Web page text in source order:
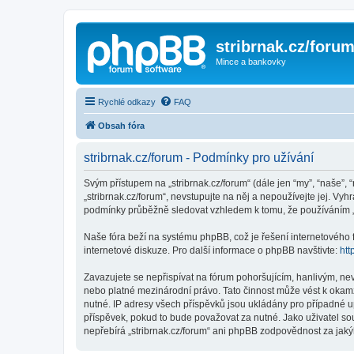
stribrnak.cz/forum
Mince a bankovky
Rychlé odkazy FAQ
Obsah fóra
stribrnak.cz/forum - Podmínky pro užívání
Svým přístupem na „stribrnak.cz/forum“ (dále jen “my”,
„stribrnak.cz/forum“, nevstupujte na něj a nepoužívejte jej.
podmínky průběžně sledovat vzhledem k tomu, že používáním
Naše fóra beží na systému phpBB, což je řešení internetového
internetové diskuze. Pro další informace o phpBB navštivte:
Zavazujete se nepřispívat na fórum pohoršujícím, hanlivým,
nebo platné mezinárodní právo. Tato činnost může vést k
nutné. IP adresy všech příspěvků jsou ukládány pro případné
příspěvek, pokud to bude považovat za nutné. Jako uživatel
nepřebírá „stribrnak.cz/forum“ ani phpBB zodpovědnost za